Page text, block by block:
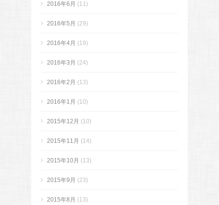
2016年6月 (11)
2016年5月 (29)
2016年4月 (19)
2016年3月 (24)
2016年2月 (13)
2016年1月 (10)
2015年12月 (10)
2015年11月 (14)
2015年10月 (13)
2015年9月 (23)
2015年8月 (13)